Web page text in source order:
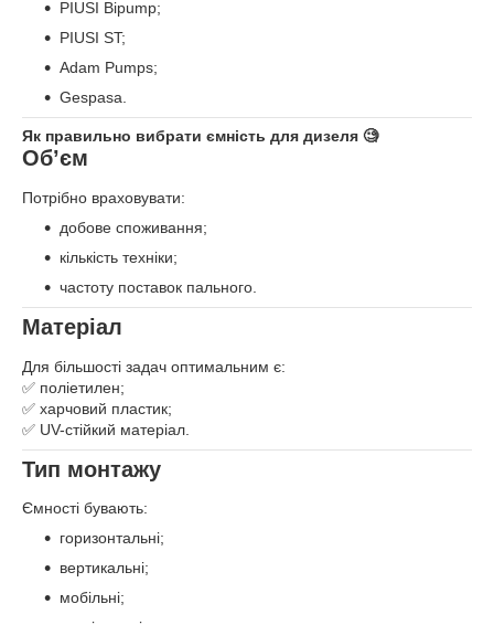
PIUSI Bipump;
PIUSI ST;
Adam Pumps;
Gespasa.
Як правильно вибрати ємність для дизеля 🧐
Об’єм
Потрібно враховувати:
добове споживання;
кількість техніки;
частоту поставок пального.
Матеріал
Для більшості задач оптимальним є:
✅ поліетилен;
✅ харчовий пластик;
✅ UV-стійкий матеріал.
Тип монтажу
Ємності бувають:
горизонтальні;
вертикальні;
мобільні;